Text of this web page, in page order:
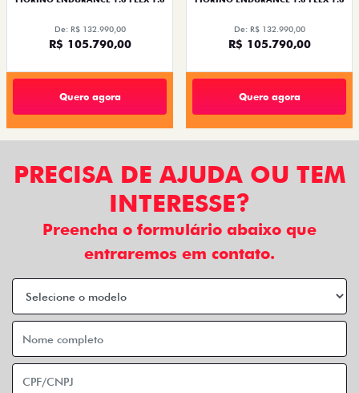
De: R$ 132.990,00
R$ 105.790,00
Quero agora
De: R$ 132.990,00
R$ 105.790,00
Quero agora
PRECISA DE AJUDA OU TEM
INTERESSE?
Preencha o formulário abaixo que
entraremos em contato.